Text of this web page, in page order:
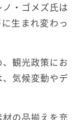
・ゴメズ氏は
生まれ変わっ
観光政策にお
気候変動やデ
の品揃えを充